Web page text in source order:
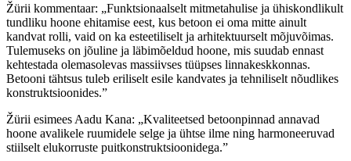
Žürii kommentaar: „Funktsionaalselt mitmetahulise ja ühiskondlikult
tundliku hoone ehitamise eest, kus betoon ei oma mitte ainult
kandvat rolli, vaid on ka esteetiliselt ja arhitektuurselt mõjuvõimas.
Tulemuseks on jõuline ja läbimõeldud hoone, mis suudab ennast
kehtestada olemasolevas massiivses tüüpses linnakeskkonnas.
Betooni tähtsus tuleb eriliselt esile kandvates ja tehniliselt nõudlikes
konstruktsioonides.”
Žürii esimees Aadu Kana: „Kvaliteetsed betoonpinnad annavad
hoone avalikele ruumidele selge ja ühtse ilme ning harmoneeruvad
stiilselt elukorruste puitkonstruktsioonidega.”